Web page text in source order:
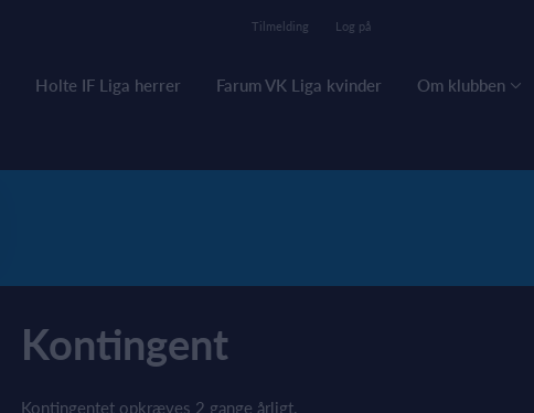
Tilmelding Log på
Holte IF Liga herrer Farum VK Liga kvinder Om klubben
Kontingent
Kontingentet opkræves 2 gange årligt.